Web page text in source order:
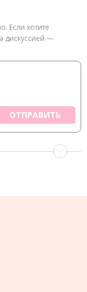
Если хотите
дискуссией —
ОТПРАВИТЬ